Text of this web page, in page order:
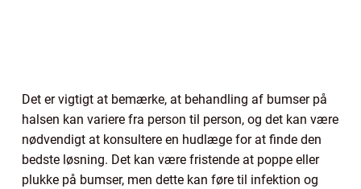
Det er vigtigt at bemærke, at behandling af bumser på
halsen kan variere fra person til person, og det kan være
nødvendigt at konsultere en hudlæge for at finde den
bedste løsning. Det kan være fristende at poppe eller
plukke på bumser, men dette kan føre til infektion og